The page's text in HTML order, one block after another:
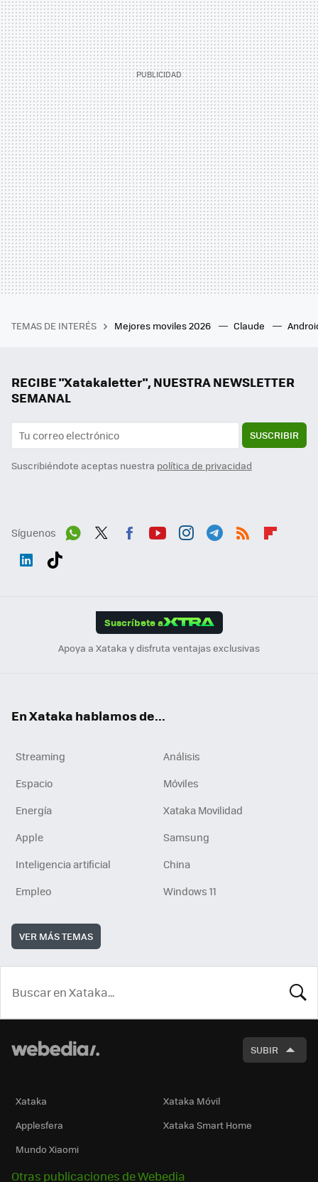
TEMAS DE INTERÉS Mejores moviles 2026 Claude
RECIBE "Xatakaletter", NUESTRA NEWSLETTER
SEMANAL
SUSCRIBIR
Suscribiéndote aceptas nuestra política de privacidad
Síguenos
Suscríbete a
Apoya a Xataka y disfruta ventajas exclusivas
En Xataka hablamos de...
Streaming
Análisis
Espacio
Móviles
Energía
Xataka Movilidad
Apple
Samsung
Inteligencia artificial
China
Empleo
Windows 11
VER MÁS TEMAS
SUBIR
Xataka
Xataka Móvil
Applesfera
Xataka Smart Home
Mundo Xiaomi
Otras publicaciones de Webedia